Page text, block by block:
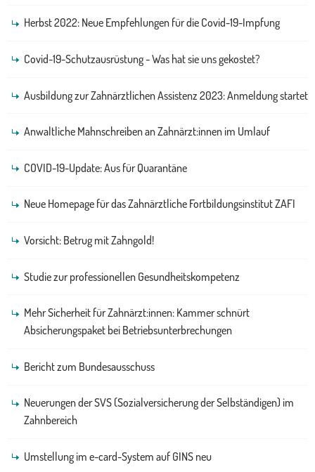
Herbst 2022: Neue Empfehlungen für die Covid-19-Impfung
Covid-19-Schutzausrüstung - Was hat sie uns gekostet?
Ausbildung zur Zahnärztlichen Assistenz 2023: Anmeldung startet
Anwaltliche Mahnschreiben an Zahnärzt:innen im Umlauf
COVID-19-Update: Aus für Quarantäne
Neue Homepage für das Zahnärztliche Fortbildungsinstitut ZAFI
Vorsicht: Betrug mit Zahngold!
Studie zur professionellen Gesundheitskompetenz
Mehr Sicherheit für Zahnärzt:innen: Kammer schnürt
Absicherungspaket bei Betriebsunterbrechungen
Bericht zum Bundesausschuss
Neuerungen der SVS (Sozialversicherung der Selbständigen) im
Zahnbereich
Umstellung im e-card-System auf GINS neu